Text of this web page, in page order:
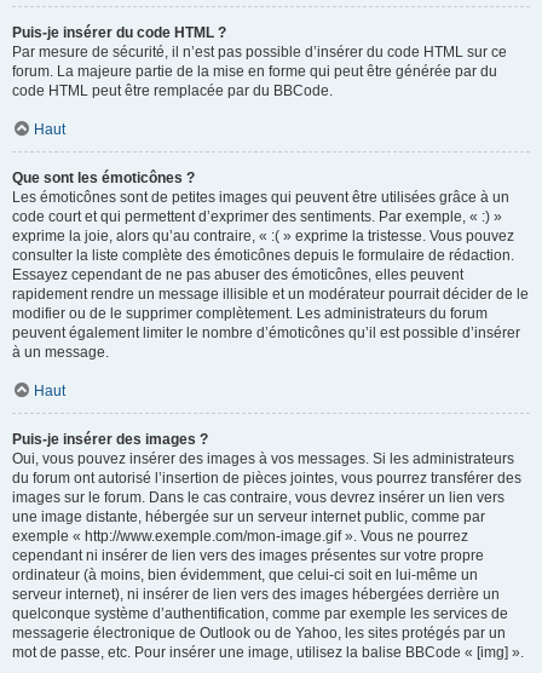
Puis-je insérer du code HTML ?
Par mesure de sécurité, il n’est pas possible d’insérer du code HTML sur ce
forum. La majeure partie de la mise en forme qui peut être générée par du
code HTML peut être remplacée par du BBCode.
Haut
Que sont les émoticônes ?
Les émoticônes sont de petites images qui peuvent être utilisées grâce à un
code court et qui permettent d’exprimer des sentiments. Par exemple, « :) »
exprime la joie, alors qu’au contraire, « :( » exprime la tristesse. Vous pouvez
consulter la liste complète des émoticônes depuis le formulaire de rédaction.
Essayez cependant de ne pas abuser des émoticônes, elles peuvent
rapidement rendre un message illisible et un modérateur pourrait décider de le
modifier ou de le supprimer complètement. Les administrateurs du forum
peuvent également limiter le nombre d’émoticônes qu’il est possible d’insérer
à un message.
Haut
Puis-je insérer des images ?
Oui, vous pouvez insérer des images à vos messages. Si les administrateurs
du forum ont autorisé l’insertion de pièces jointes, vous pourrez transférer des
images sur le forum. Dans le cas contraire, vous devrez insérer un lien vers
une image distante, hébergée sur un serveur internet public, comme par
exemple « http://www.exemple.com/mon-image.gif ». Vous ne pourrez
cependant ni insérer de lien vers des images présentes sur votre propre
ordinateur (à moins, bien évidemment, que celui-ci soit en lui-même un
serveur internet), ni insérer de lien vers des images hébergées derrière un
quelconque système d’authentification, comme par exemple les services de
messagerie électronique de Outlook ou de Yahoo, les sites protégés par un
mot de passe, etc. Pour insérer une image, utilisez la balise BBCode « [img] ».